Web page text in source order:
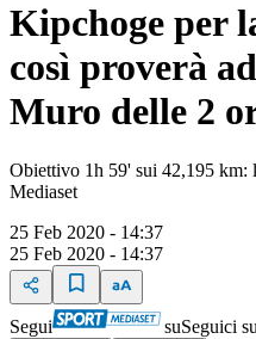
Kipchoge per
così proverà
Muro delle 2
Obiettivo 1h 59' sui 42,195 km:
Mediaset
25 Feb 2020 - 14:37
25 Feb 2020 - 14:37
Segui suSeguici su